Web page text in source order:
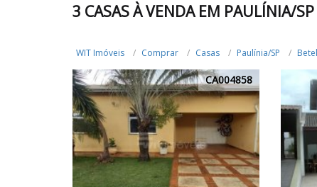
3 CASAS À VENDA EM PAULÍNIA/
WIT Imóveis Comprar Casas Paulínia/SP Betel
CA004858